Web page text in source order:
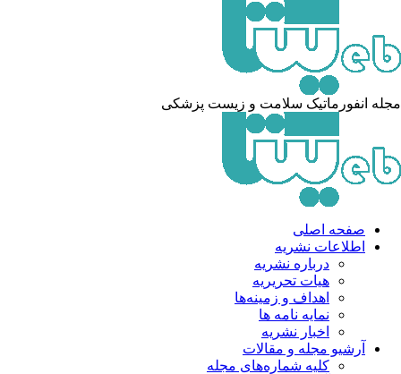
انفورماتیک سلامت و زیست پزشکی
صفحه اصلی
اطلاعات نشریه
درباره نشریه
هیات تحریریه
اهداف و زمینه‌ها
نمایه نامه ها
اخبار نشریه
آرشیو مجله و مقالات
کلیه شماره‌های مجله